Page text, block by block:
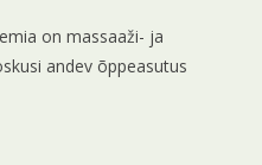
on massaaži- ja
andev õppeasutus